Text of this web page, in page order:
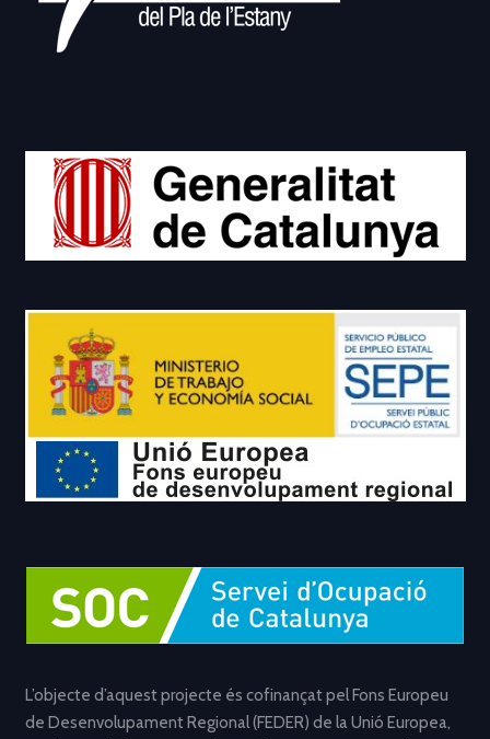
L’objecte d’aquest projecte és cofinançat pel Fons Europeu
de Desenvolupament Regional (FEDER) de la Unió Europea,